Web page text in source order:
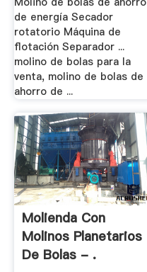
de energía Secador
rotatorio Máquina de
flotación Separador ...
molino de bolas para la
venta, molino de bolas de
ahorro de ...
Molienda Con
Molinos Planetarios
De Bolas - .